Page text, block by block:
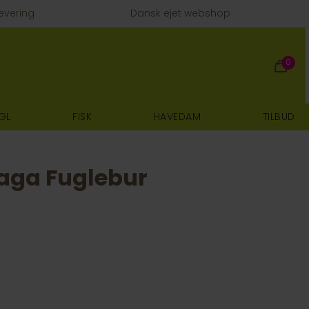
Dansk ejet webshop
0
FISK HAVEDAM TILBUD
Fuglebur